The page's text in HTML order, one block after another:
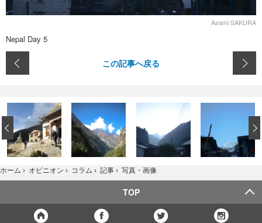
Asami SAKURA
Nepal Day 5
この記事へ戻る
‹
ホーム › オピニオン › コラム › 記事 › 写真・画像
TOP